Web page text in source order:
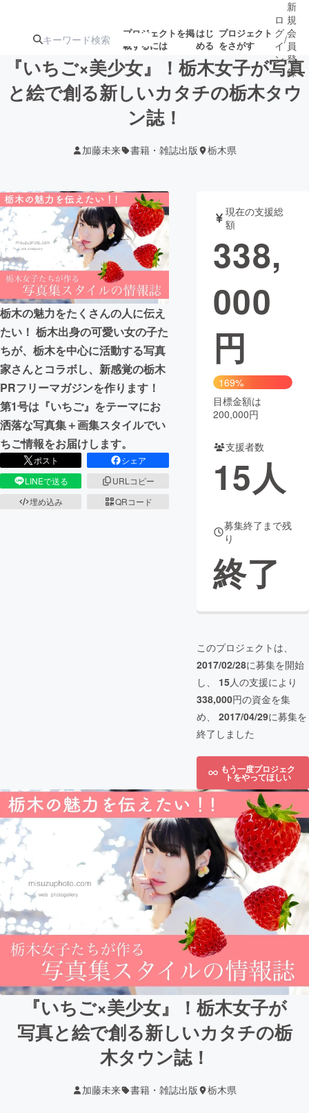
プロジェクトを掲
載するには
はじ
める
プロジェクト
をさがす
注目の新着プロ 募集終了が近いプ
テクノロジー・ガジェット
映像・映画 書籍・雑誌
ビジネス・起業 チャレンジ
まちづくり・地域活性化
CAMPFIRE for Social Good
CAMPFIRE Creation
CAMPFIREふるさと納税
コミュニティ
ロ
グ
イ
ン
/
新
規
会
員
登
録
『いちご×美少女』！栃木女子が写真
と絵で創る新しいカタチの栃木タウ
ン誌！
加藤未来 書籍・雑誌出版 栃木県
栃木の魅力をたくさんの人に伝え
たい！ 栃木出身の可愛い女の子た
ちが、栃木を中心に活動する写真
家さんとコラボし、新感覚の栃木
PRフリーマガジンを作ります！
第1号は『いちご』をテーマにお
洒落な写真集＋画集スタイルでい
ちご情報をお届けします。
ポスト
シェア
LINEで送る
URLコピー
埋め込み
QRコード
現在の支援総
額
338,
000
円
169%
目標金額は
200,000円
支援者数
15人
募集終了まで残
り
終了
このプロジェクトは、
2017/02/28に募集を開始
し、 15人の支援により
338,000円の資金を集
め、 2017/04/29に募集を
終了しました
もう一度プロジェク
トをやってほしい
『いちご×美少女』！栃木女子が
写真と絵で創る新しいカタチの栃
木タウン誌！
加藤未来 書籍・雑誌出版 栃木県